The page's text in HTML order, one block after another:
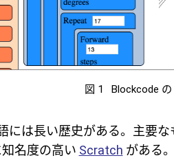
図 1 Blockcode の
には長い歴史がある。主要な
名度の高い Scratch がある